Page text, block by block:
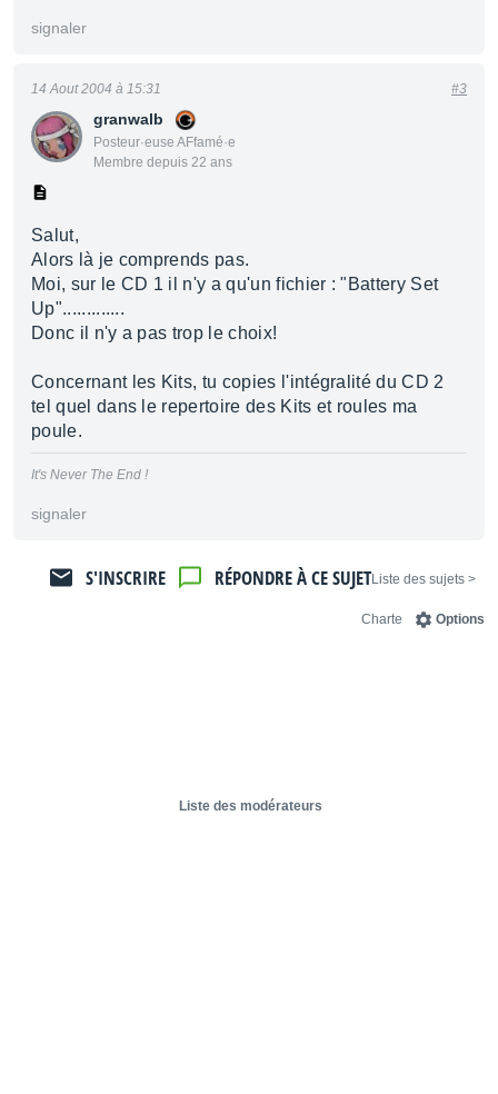
signaler
granwalb
Posteur·euse AFfamé·e
Membre depuis 22 ans
14 Aout 2004 à 15:31 #3
Salut,
Alors là je comprends pas.
Moi, sur le CD 1 il n'y a qu'un fichier : "Battery Set
Up".............
Donc il n'y a pas trop le choix!
Concernant les Kits, tu copies l'intégralité du CD 2
tel quel dans le repertoire des Kits et roules ma
poule.
It's Never The End !
signaler
< Liste des sujets
RÉPONDRE À CE SUJET
S'INSCRIRE
Options
Charte
Liste des modérateurs